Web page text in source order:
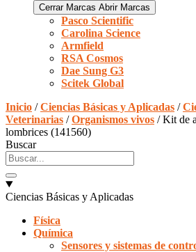
Cerrar Marcas Abrir Marcas
Pasco Scientific
Carolina Science
Armfield
RSA Cosmos
Dae Sung G3
Scitek Global
Inicio /Ciencias Básicas y Aplicadas /
Veterinarias /Organismos vivos / Kit de
lombrices (141560)
Buscar
Ciencias Básicas y Aplicadas
Física
Química
Sensores y sistemas de